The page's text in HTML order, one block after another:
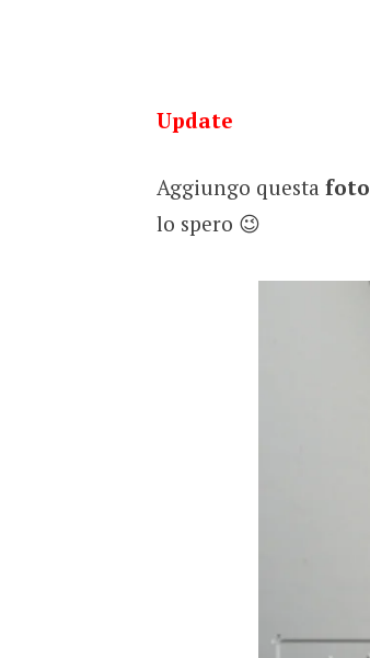
Update
Aggiungo questa foto
lo spero 😉